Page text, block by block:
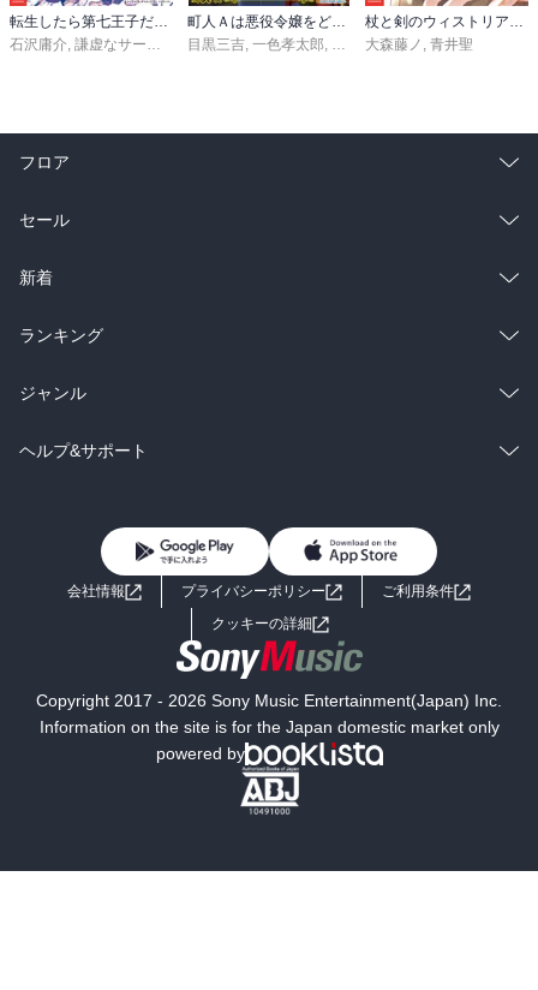
転生したら第七王子だったので、気ままに魔術を極めます（２４）
石沢庸介, 謙虚なサークル メル。
町人Ａは悪役令嬢をどうしても救いたい ～どぶと空と氷の姫君～１０【電子書店共通特典イラスト付】
目黒三吉, 一色孝太郎, Parum
杖と剣のウィストリア（１６）
大森藤ノ , 青井聖
フロア
総合
ラノベ
雑誌・グラビア
BL・TL
セール
総合
ラノベ
雑誌・グラビア
BL・TL
新着
総合
ラノベ
雑誌・グラビア
ランキング
総合
ラノベ
ジャンル
コミック
ライトノベル 男子向けラノベ
小説
海外小説
ミステリー SF
文学
ヘルプ&サポート
よくあるご質問 お問い合わせ
会社情報 プライバシーポリシー
ご利用条件
クッキーの詳細
Copyright 2017 - 2026 Sony Music Entertainment(Japan) Inc.
Information on the site is for the Japan domestic market only
powered by